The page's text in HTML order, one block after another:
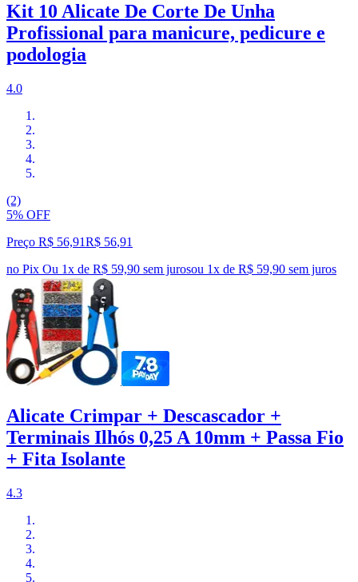
Kit 10 Alicate De Corte De Unha
Profissional para manicure, pedicure e
podologia
4.0
(2)
5% OFF
Preço R$ 56,91R$ 56,91
no Pix Ou 1x de R$ 59,90 sem jurosou 1x de R$ 59,90 sem juros
Alicate Crimpar + Descascador +
Terminais Ilhós 0,25 A 10mm + Passa Fio
+ Fita Isolante
4.3